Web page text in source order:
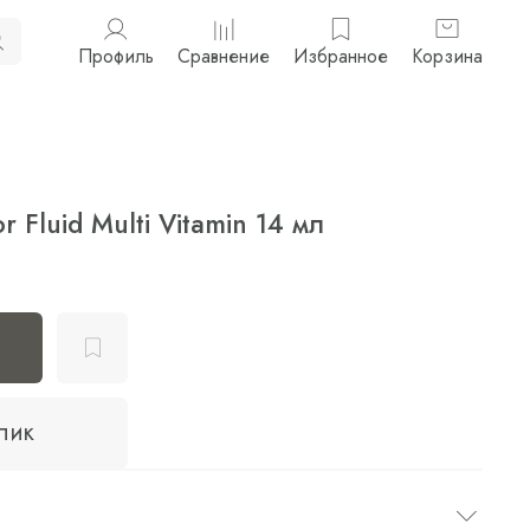
Профиль Сравнение Избранное Корзина
Fluid Multi Vitamin 14 мл